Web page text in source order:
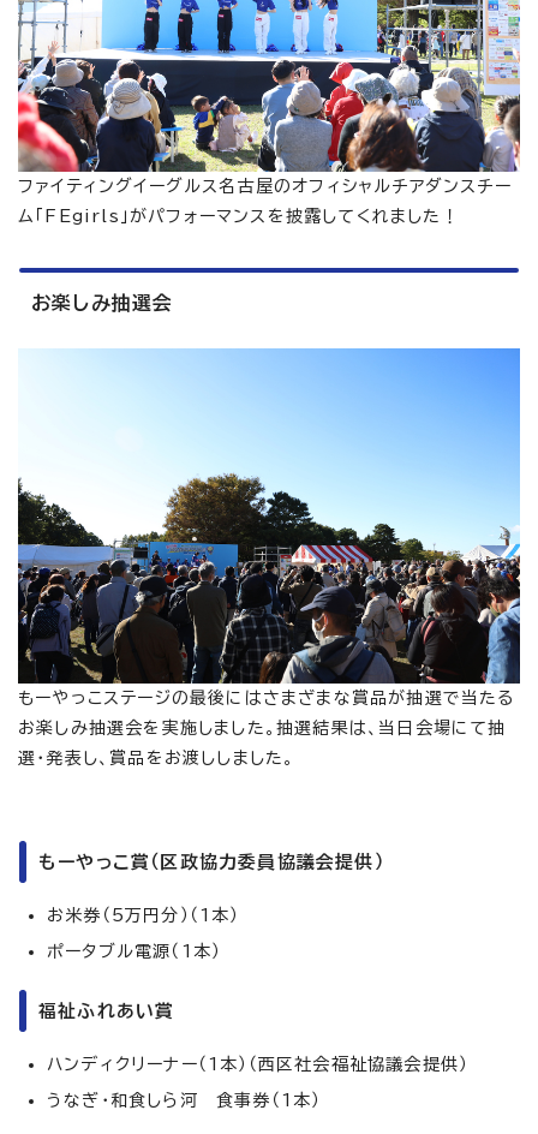
ファイティングイーグルス名古屋のオフィシャルチアダンスチー
ム「FEgirls」がパフォーマンスを披露してくれました！
お楽しみ抽選会
もーやっこステージの最後にはさまざまな賞品が抽選で当たる
お楽しみ抽選会を実施しました。抽選結果は、当日会場にて抽
選・発表し、賞品をお渡ししました。
もーやっこ賞（区政協力委員協議会提供）
お米券（5万円分）（1本）
ポータブル電源（1本）
福祉ふれあい賞
ハンディクリーナー（1本）（西区社会福祉協議会提供）
うなぎ・和食しら河 食事券（1本）